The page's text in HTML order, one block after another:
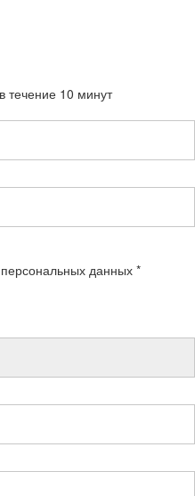
течение 10 минут
данных *